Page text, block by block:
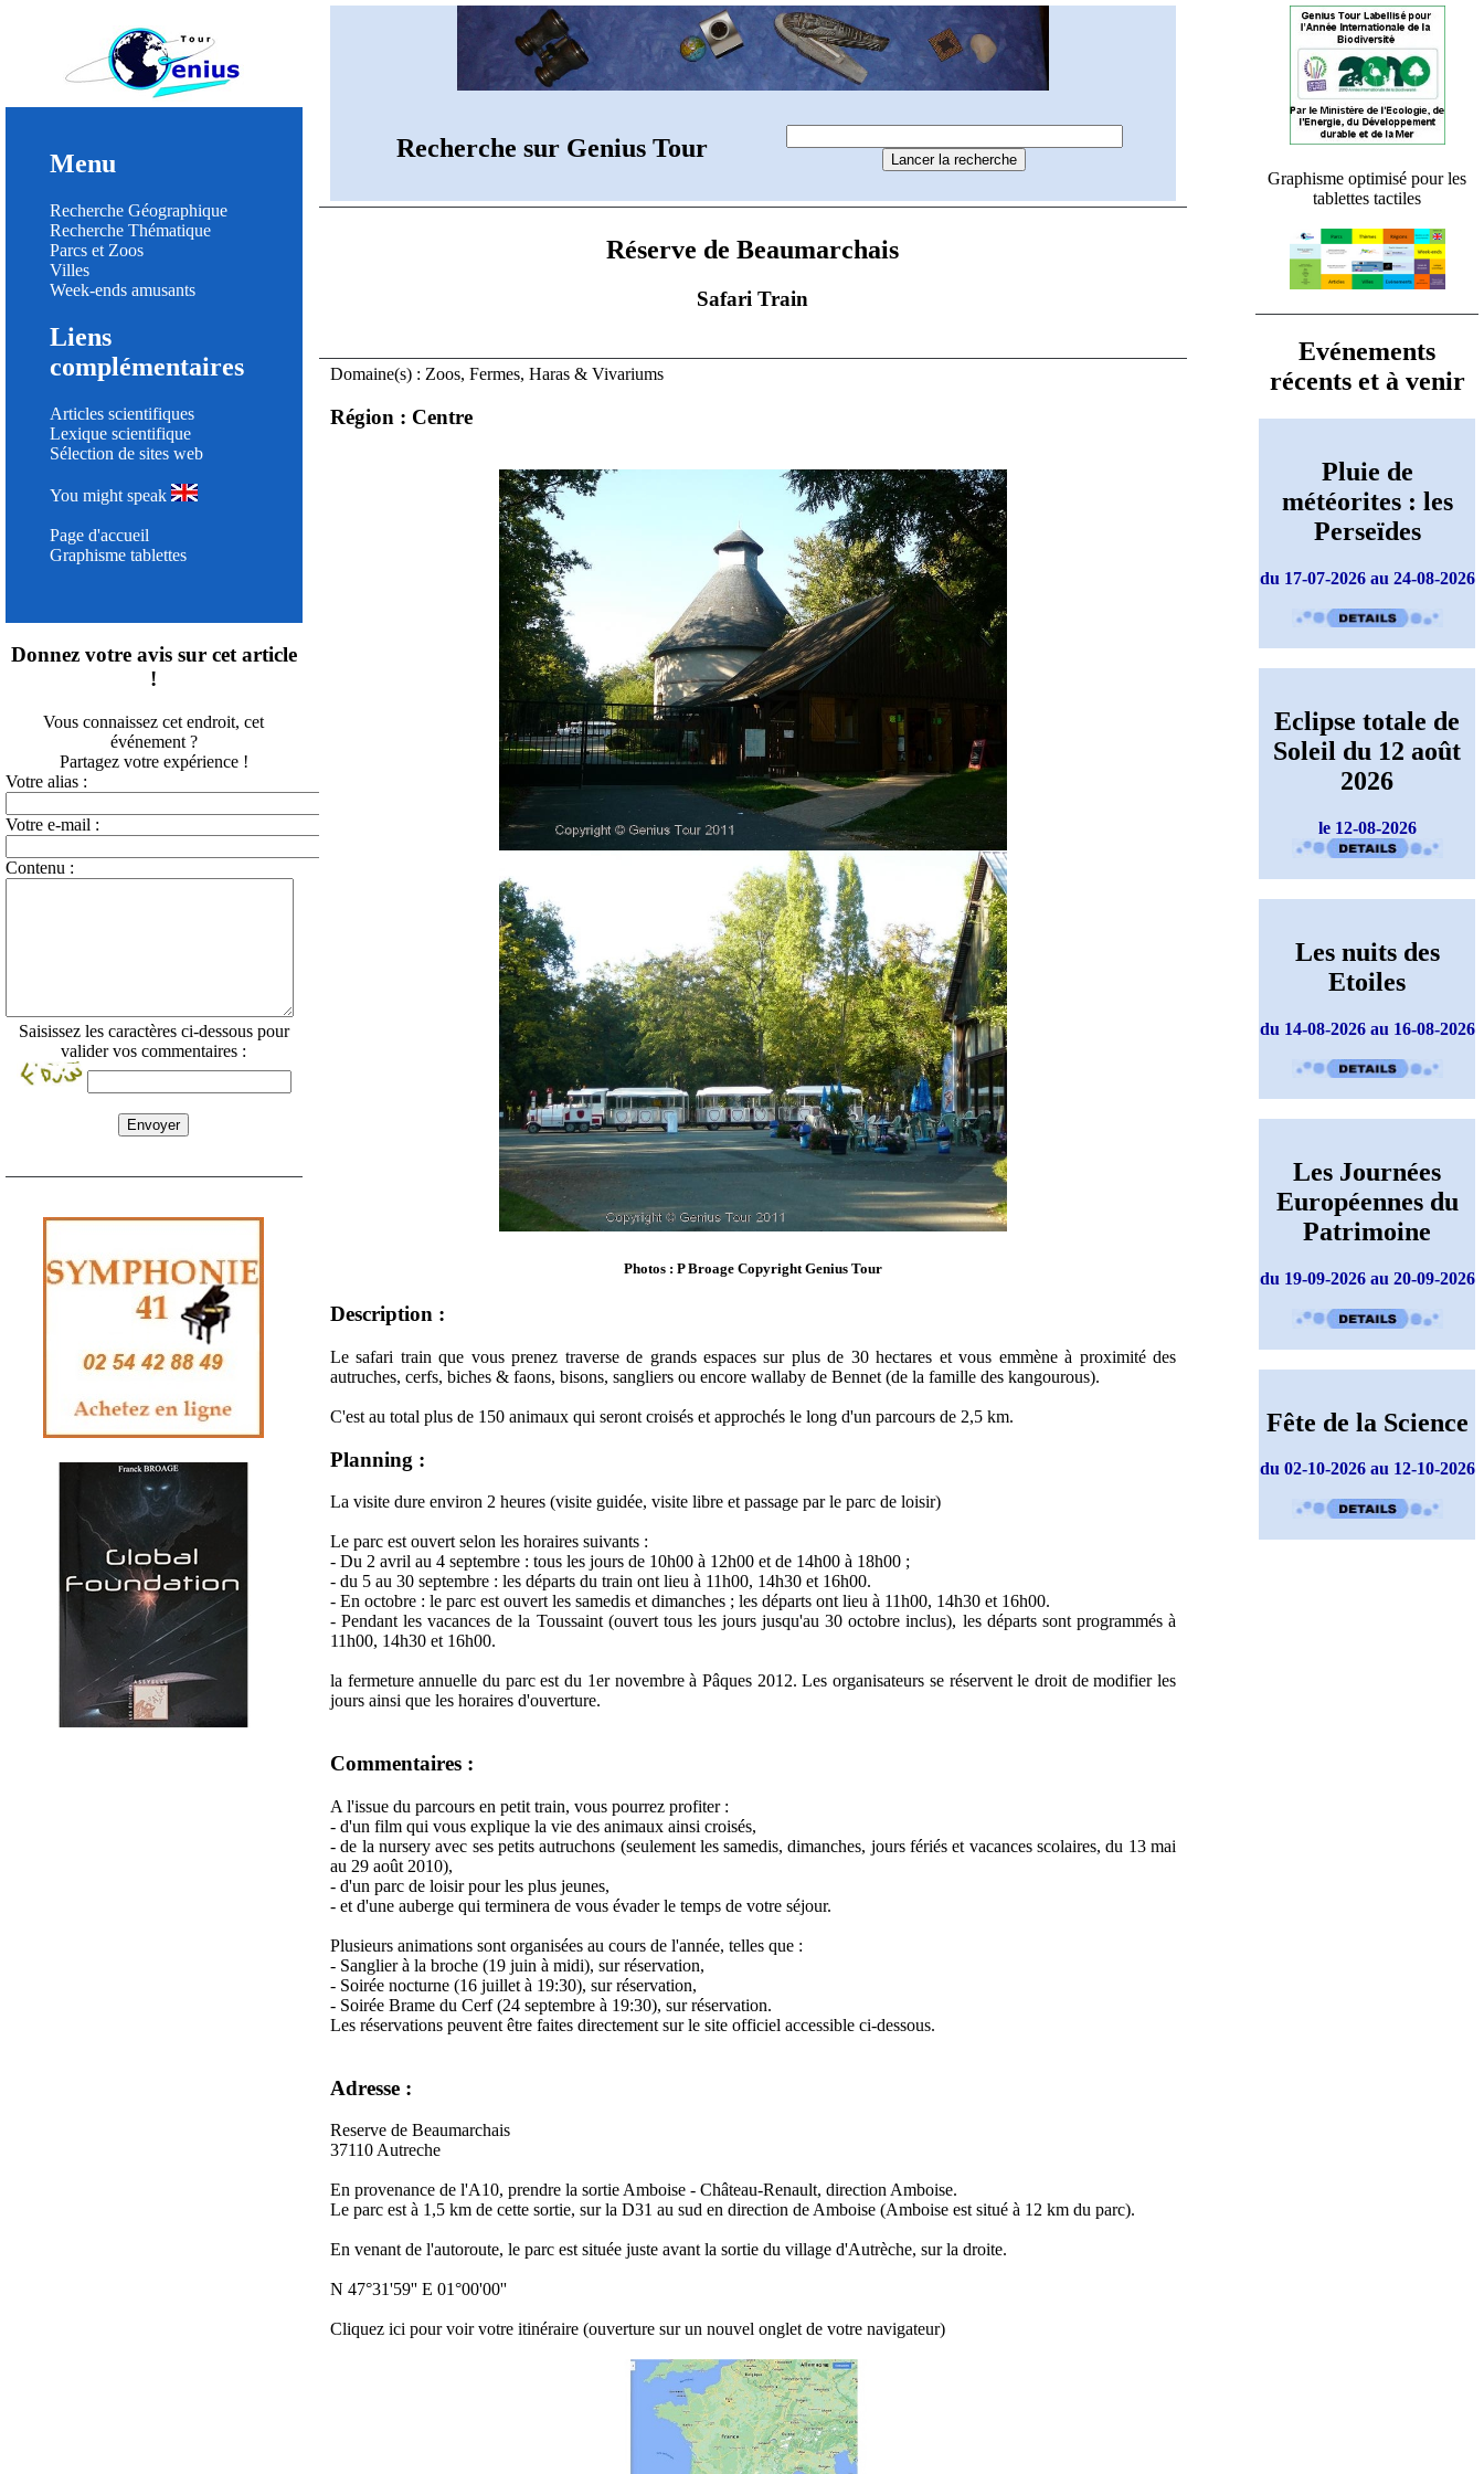
Menu
Recherche Géographique
Recherche Thématique
Parcs et Zoos
Villes
Week-ends amusants
Liens
complémentaires
Articles scientifiques
Lexique scientifique
Sélection de sites web
You might speak
Page d'accueil
Graphisme tablettes
Donnez votre avis sur cet article
!
Vous connaissez cet endroit, cet
événement ?
Partagez votre expérience !
Votre alias :
Votre e-mail :
Contenu :
Saisissez les caractères ci-dessous pour
valider vos commentaires :
Recherche sur Genius Tour
Réserve de Beaumarchais
Safari Train
Domaine(s) : Zoos, Fermes, Haras & Vivariums
Région : Centre
Photos : P Broage Copyright Genius Tour
Description :
Le safari train que vous prenez traverse de grands espaces sur plus de 30 hectares et vous emmène à proximité des
autruches, cerfs, biches & faons, bisons, sangliers ou encore wallaby de Bennet (de la famille des kangourous).
C'est au total plus de 150 animaux qui seront croisés et approchés le long d'un parcours de 2,5 km.
Planning :
La visite dure environ 2 heures (visite guidée, visite libre et passage par le parc de loisir)
Le parc est ouvert selon les horaires suivants :
- Du 2 avril au 4 septembre : tous les jours de 10h00 à 12h00 et de 14h00 à 18h00 ;
- du 5 au 30 septembre : les départs du train ont lieu à 11h00, 14h30 et 16h00.
- En octobre : le parc est ouvert les samedis et dimanches ; les départs ont lieu à 11h00, 14h30 et 16h00.
- Pendant les vacances de la Toussaint (ouvert tous les jours jusqu'au 30 octobre inclus), les départs sont programmés à
11h00, 14h30 et 16h00.
la fermeture annuelle du parc est du 1er novembre à Pâques 2012. Les organisateurs se réservent le droit de modifier les
jours ainsi que les horaires d'ouverture.
Commentaires :
A l'issue du parcours en petit train, vous pourrez profiter :
- d'un film qui vous explique la vie des animaux ainsi croisés,
- de la nursery avec ses petits autruchons (seulement les samedis, dimanches, jours fériés et vacances scolaires, du 13 mai
au 29 août 2010),
- d'un parc de loisir pour les plus jeunes,
- et d'une auberge qui terminera de vous évader le temps de votre séjour.
Plusieurs animations sont organisées au cours de l'année, telles que :
- Sanglier à la broche (19 juin à midi), sur réservation,
- Soirée nocturne (16 juillet à 19:30), sur réservation,
- Soirée Brame du Cerf (24 septembre à 19:30), sur réservation.
Les réservations peuvent être faites directement sur le site officiel accessible ci-dessous.
Adresse :
Reserve de Beaumarchais
37110 Autreche
En provenance de l'A10, prendre la sortie Amboise - Château-Renault, direction Amboise.
Le parc est à 1,5 km de cette sortie, sur la D31 au sud en direction de Amboise (Amboise est situé à 12 km du parc).
En venant de l'autoroute, le parc est située juste avant la sortie du village d'Autrèche, sur la droite.
N 47°31'59'' E 01°00'00''
Cliquez ici pour voir votre itinéraire (ouverture sur un nouvel onglet de votre navigateur)
Graphisme optimisé pour les
tablettes tactiles
Evénements
récents et à venir
Pluie de
météorites : les
Perseïdes
du 17-07-2026 au 24-08-2026
Eclipse totale de
Soleil du 12 août
2026
le 12-08-2026
Les nuits des
Etoiles
du 14-08-2026 au 16-08-2026
Les Journées
Européennes du
Patrimoine
du 19-09-2026 au 20-09-2026
Fête de la Science
du 02-10-2026 au 12-10-2026